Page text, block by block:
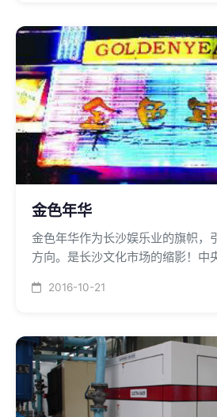
金色年华
金色年华作为长沙娱乐业的旗帜，
方向。是长沙文化市场的缩影！中
2016-10-21